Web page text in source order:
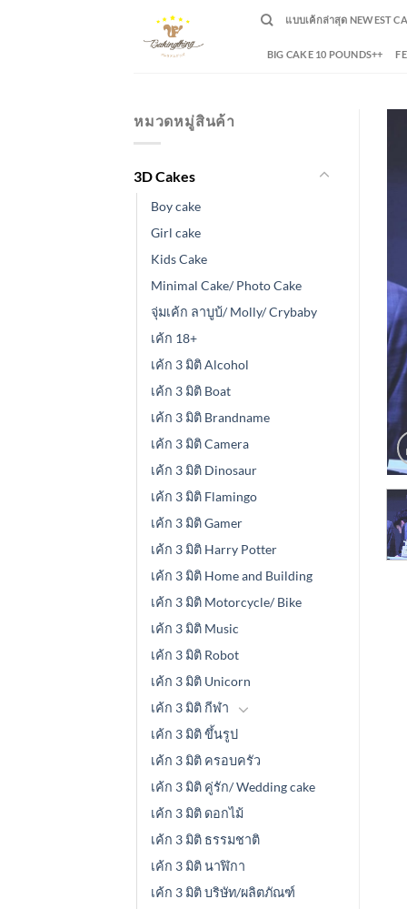
แบบเค้กล่าสุด NEWEST
BIG CAKE 10 POUNDS++
หมวดหมู่สินค้า
3D Cakes
Boy cake
Girl cake
Kids Cake
Minimal Cake/ Photo Cake
จุ่มเค้ก ลาบูบ้/ Molly/ Crybaby
เค้ก 18+
เค้ก 3 มิติ Alcohol
เค้ก 3 มิติ Boat
เค้ก 3 มิติ Brandname
เค้ก 3 มิติ Camera
เค้ก 3 มิติ Dinosaur
เค้ก 3 มิติ Flamingo
เค้ก 3 มิติ Gamer
เค้ก 3 มิติ Harry Potter
เค้ก 3 มิติ Home and Building
เค้ก 3 มิติ Motorcycle/ Bike
เค้ก 3 มิติ Music
เค้ก 3 มิติ Robot
เค้ก 3 มิติ Unicorn
เค้ก 3 มิติ กีฬา
เค้ก 3 มิติ ขึ้นรูป
เค้ก 3 มิติ ครอบครัว
เค้ก 3 มิติ คู่รัก/ Wedding cake
เค้ก 3 มิติ ดอกไม้
เค้ก 3 มิติ ธรรมชาติ
เค้ก 3 มิติ นาฬิกา
เค้ก 3 มิติ บริษัท/ผลิตภัณฑ์